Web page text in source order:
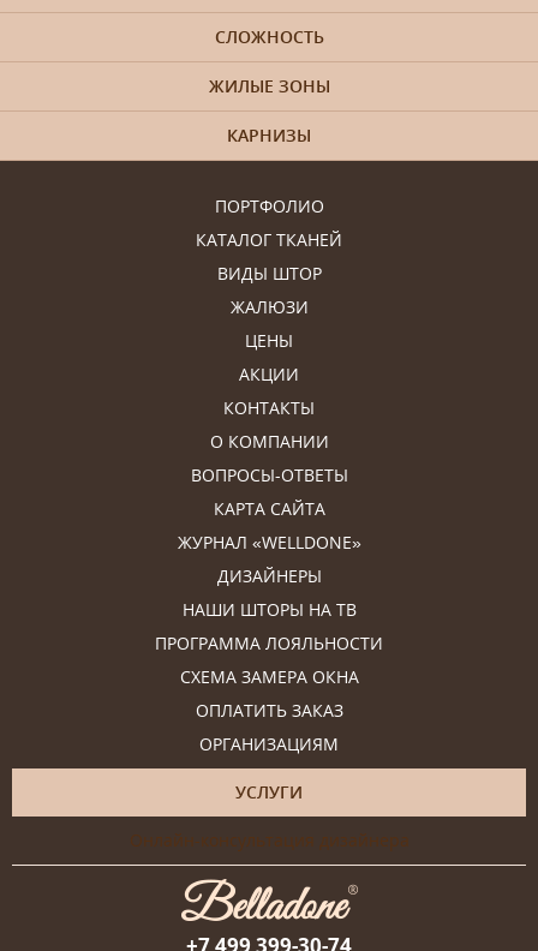
ПОРТФОЛИО
КАТАЛОГ ТКАНЕЙ
ВИДЫ ШТОР
ЖАЛЮЗИ
ЦЕНЫ
АКЦИИ
КОНТАКТЫ
О КОМПАНИИ
ВОПРОСЫ-ОТВЕТЫ
КАРТА САЙТА
ЖУРНАЛ «WELLDONE»
ДИЗАЙНЕРЫ
НАШИ ШТОРЫ НА ТВ
ПРОГРАММА ЛОЯЛЬНОСТИ
СХЕМА ЗАМЕРА ОКНА
ОПЛАТИТЬ ЗАКАЗ
ОРГАНИЗАЦИЯМ
УСЛУГИ
Онлайн-консультация дизайнера
СЛОЖНОСТЬ
ЖИЛЫЕ ЗОНЫ
КАРНИЗЫ
+7 499 399-30-74